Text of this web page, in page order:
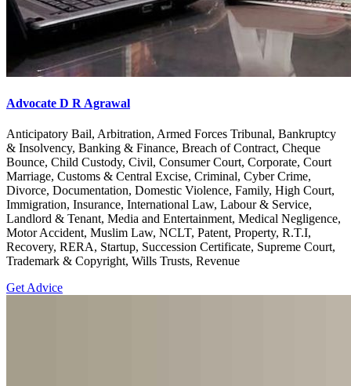
Advocate D R Agrawal
Anticipatory Bail, Arbitration, Armed Forces Tribunal, Bankruptcy
& Insolvency, Banking & Finance, Breach of Contract, Cheque
Bounce, Child Custody, Civil, Consumer Court, Corporate, Court
Marriage, Customs & Central Excise, Criminal, Cyber Crime,
Divorce, Documentation, Domestic Violence, Family, High Court,
Immigration, Insurance, International Law, Labour & Service,
Landlord & Tenant, Media and Entertainment, Medical Negligence,
Motor Accident, Muslim Law, NCLT, Patent, Property, R.T.I,
Recovery, RERA, Startup, Succession Certificate, Supreme Court,
Trademark & Copyright, Wills Trusts, Revenue
Get Advice